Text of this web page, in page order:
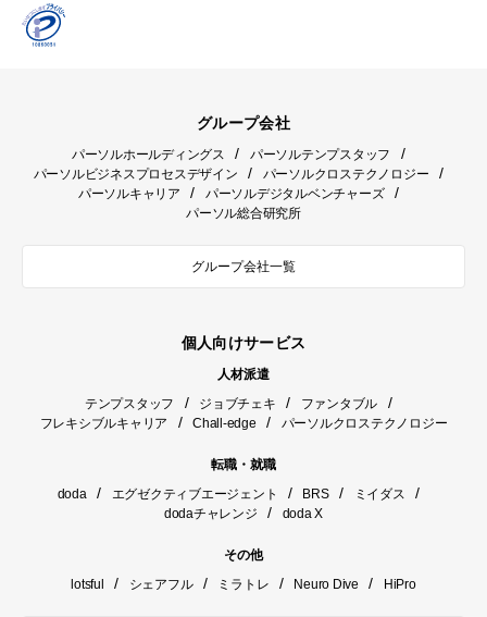
グループ会社
パーソルホールディングス / パーソルテンプスタッフ /
パーソルビジネスプロセスデザイン / パーソルクロステクノロジー /
パーソルキャリア / パーソルデジタルベンチャーズ /
パーソル総合研究所
グループ会社一覧
個人向けサービス
人材派遣
テンプスタッフ
/ ジョブチェキ / ファンタブル /
フレキシブルキャリア / Chall-edge / パーソルクロステクノロジー
転職・就職
doda
/ エグゼクティブエージェント / BRS / ミイダス /
dodaチャレンジ / doda X
その他
lotsful
/ シェアフル / ミラトレ / Neuro Dive / HiPro